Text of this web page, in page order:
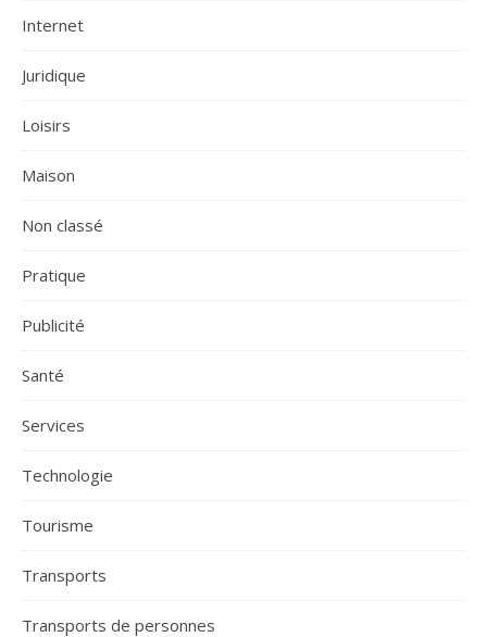
Internet
Juridique
Loisirs
Maison
Non classé
Pratique
Publicité
Santé
Services
Technologie
Tourisme
Transports
Transports de personnes